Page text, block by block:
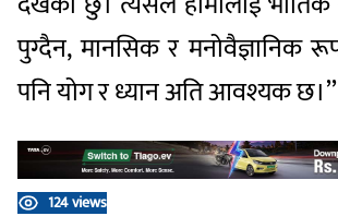
पुग्दैन, मानसिक र मनोवैज्ञानिक
पनि योग र ध्यान अति आवश्यक छ।’’
124 views